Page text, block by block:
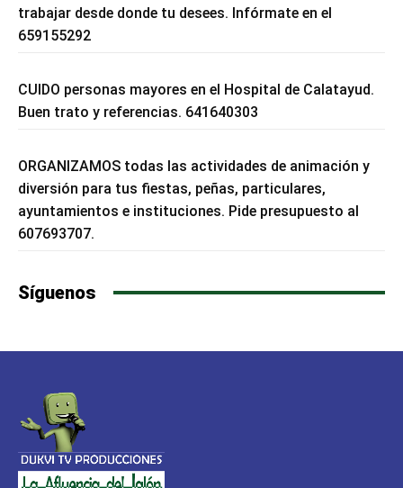
trabajar desde donde tu desees. Infórmate en el
659155292
CUIDO personas mayores en el Hospital de Calatayud.
Buen trato y referencias. 641640303
ORGANIZAMOS todas las actividades de animación y
diversión para tus fiestas, peñas, particulares,
ayuntamientos e instituciones. Pide presupuesto al
607693707.
Síguenos